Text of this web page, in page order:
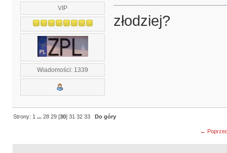
VIP
Wiadomości: 1339
złodziej?
Strony: 1 ...28 29 [30]31 32 33 Do góry
←